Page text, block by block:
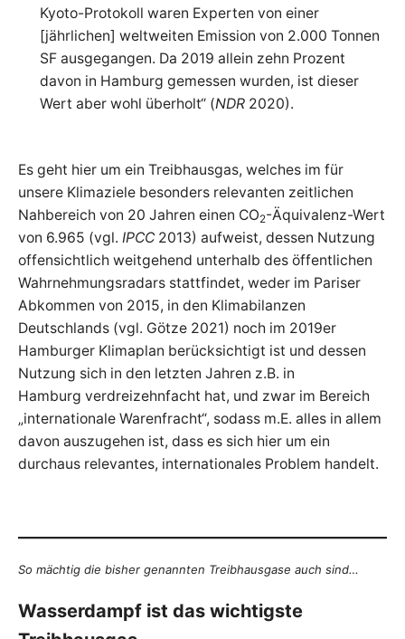
Kyoto-Protokoll waren Experten von einer
[jährlichen] weltweiten Emission von 2.000 Tonnen
SF ausgegangen. Da 2019 allein zehn Prozent
davon in Hamburg gemessen wurden, ist dieser
Wert aber wohl überholt“ (NDR2020).
Es geht hier um ein Treibhausgas, welches im für
unsere Klimaziele besonders relevanten zeitlichen
Nahbereich von 20 Jahren einen CO2-Äquivalenz-Wert
von 6.965 (vgl. IPCC 2013) aufweist, dessen Nutzung
offensichtlich weitgehend unterhalb des öffentlichen
Wahrnehmungsradars stattfindet, weder im Pariser
Abkommen von 2015, in den Klimabilanzen
Deutschlands (vgl. Götze 2021) noch im 2019er
Hamburger Klimaplan berücksichtigt ist und dessen
Nutzung sich in den letzten Jahren z.B. in
Hamburg verdreizehnfacht hat, und zwar im Bereich
„internationale Warenfracht“, sodass m.E. alles in allem
davon auszugehen ist, dass es sich hier um ein
durchaus relevantes, internationales Problem handelt.
So mächtig die bisher genannten Treibhausgase auch sind…
Wasserdampf ist das wichtigste